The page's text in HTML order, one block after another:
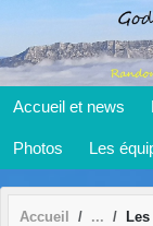
Accueil et news
Photos Les
Accueil
Panneau de